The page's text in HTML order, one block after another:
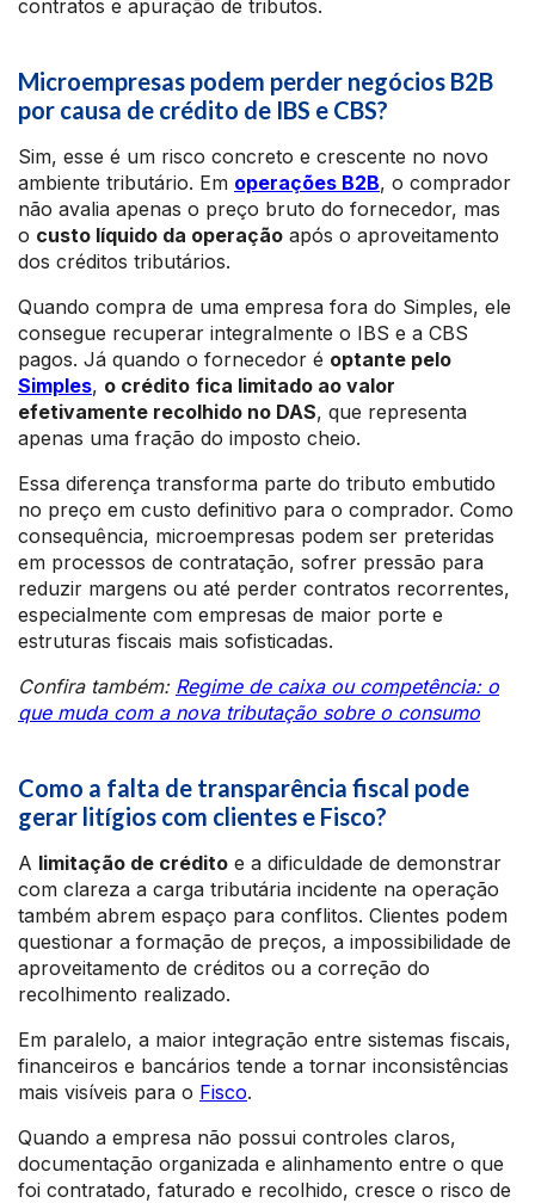
contratos e apuração de tributos.
Microempresas podem perder negócios B2B
por causa de crédito de IBS e CBS?
Sim, esse é um risco concreto e crescente no novo
ambiente tributário. Em operações B2B, o comprador
não avalia apenas o preço bruto do fornecedor, mas
o custo líquido da operação após o aproveitamento
dos créditos tributários.
Quando compra de uma empresa fora do Simples, ele
consegue recuperar integralmente o IBS e a CBS
pagos. Já quando o fornecedor é optante pelo
Simples, o crédito fica limitado ao valor
efetivamente recolhido no DAS, que representa
apenas uma fração do imposto cheio.
Essa diferença transforma parte do tributo embutido
no preço em custo definitivo para o comprador. Como
consequência, microempresas podem ser preteridas
em processos de contratação, sofrer pressão para
reduzir margens ou até perder contratos recorrentes,
especialmente com empresas de maior porte e
estruturas fiscais mais sofisticadas.
Confira também: Regime de caixa ou competência: o
que muda com a nova tributação sobre o consumo
Como a falta de transparência fiscal pode
gerar litígios com clientes e Fisco?
A limitação de crédito e a dificuldade de demonstrar
com clareza a carga tributária incidente na operação
também abrem espaço para conflitos. Clientes podem
questionar a formação de preços, a impossibilidade de
aproveitamento de créditos ou a correção do
recolhimento realizado.
Em paralelo, a maior integração entre sistemas fiscais,
financeiros e bancários tende a tornar inconsistências
mais visíveis para o Fisco.
Quando a empresa não possui controles claros,
documentação organizada e alinhamento entre o que
foi contratado, faturado e recolhido, cresce o risco de